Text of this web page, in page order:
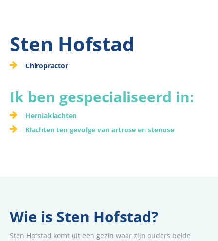
Sten Hofstad
Chiropractor
Ik ben gespecialiseerd in:
Herniaklachten
Klachten ten gevolge van artrose en stenose
Wie is Sten Hofstad?
Sten Hofstad komt uit een gezin waar zijn ouders beide